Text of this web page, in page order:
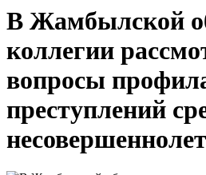
В Жамбылской
коллегии
вопросы
преступлений